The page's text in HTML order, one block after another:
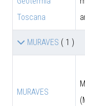
Toscana
MURAVES ( 1 )
MURAVES